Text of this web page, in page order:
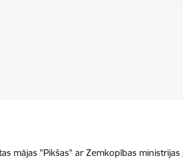
mājas "Pikšas" ar Zemkopības